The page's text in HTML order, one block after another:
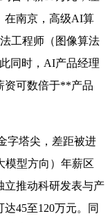
在南京，高级AI算
工程师（图像算法
同时，AI产品经理
资可数倍于**产品
字塔尖，差距被进
型方向）年薪区
立推动科研发表与产
45至120万元。同